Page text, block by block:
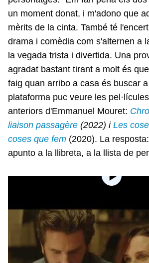
un moment donat, i m'adono que
mèrits de la cinta. També té
drama i comèdia com s'alternen a
la vegada trista i divertida. Una
agradat bastant tirant a molt és
faig quan arribo a casa és buscar
plataforma puc veure les
anteriors d'Emmanuel Mouret:
liaison passagère (2022) i Les
coses que fem (2020). La
apunto a la llibreta, a la llista de